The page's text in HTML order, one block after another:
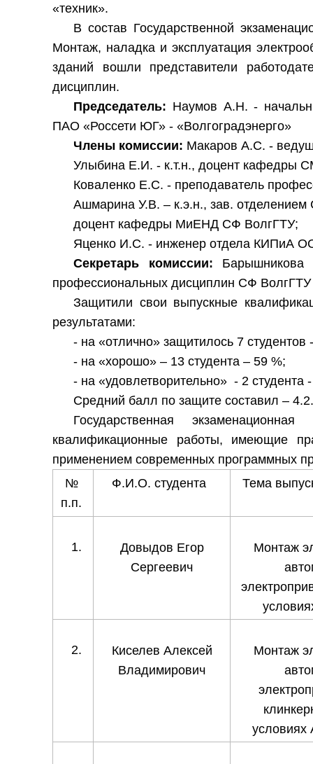
«техник».
В состав Государственной
Монтаж, наладка и эксплуатация
зданий вошли представители
дисциплин.
Председатель: Наумов А.Н. -
ПАО «Россети ЮГ» - «Волгоградэнерго»
Члены комиссии: Макаров А.С. -
Улыбина Е.И. - к.т.н., доцент кафедры
Коваленко Е.С. - преподаватель
Ашмарина У.В. – к.э.н., зав.
доцент кафедры МиЕНД СФ ВолгГТУ;
Яценко И.С. - инженер отдела КИПиА
Секретарь комиссии: Барышникова
профессиональных дисциплин СФ ВолгГТУ
Защитили свои выпускные
результатами:
- на «отлично» защитилось 7 студентов
- на «хорошо» – 13 студента – 59 %;
- на «удовлетворительно» - 2 студента
Средний балл по защите составил –
Государственная
квалификационные работы, имеющие
применением современных программных
№
п.п.
Ф.И.О. студента Тема
Довыдов Егор
Сергеевич
Монтаж
Киселев Алексей
Владимирович
Монтаж
условиях